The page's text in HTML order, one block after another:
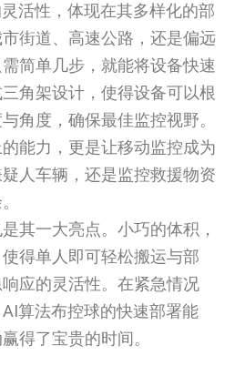
活性，体现在其多样化的部
街道、高速公路，还是偏远
简单几步，就能将设备快速
角架设计，使得设备可以根
角度，确保最佳监控视野。
能力，更是让移动监控成为
人车辆，还是监控救援物资
其一大亮点。小巧的体积，
得单人即可轻松搬运与部
应的灵活性。在紧急情况
算法布控球的快速部署能
得了宝贵的时间。